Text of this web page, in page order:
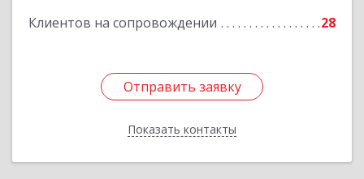
Клиентов на сопровождении 28
Отправить заявку
Показать контакты
Подробнее
Отправить заявку
Назад